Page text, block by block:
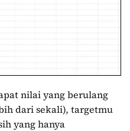
nilai yang berulang
dari sekali), targetmu
yang hanya